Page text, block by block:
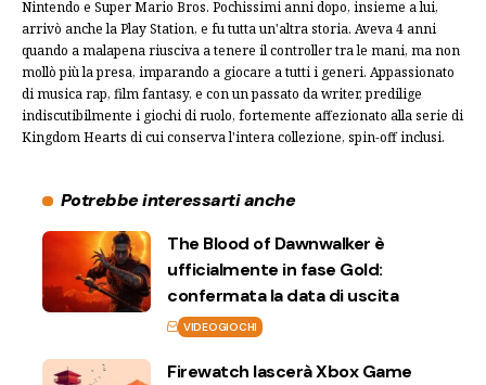
Nintendo e Super Mario Bros. Pochissimi anni dopo, insieme a lui,
arrivò anche la Play Station, e fu tutta un'altra storia. Aveva 4 anni
quando a malapena riusciva a tenere il controller tra le mani, ma non
mollò più la presa, imparando a giocare a tutti i generi. Appassionato
di musica rap, film fantasy, e con un passato da writer, predilige
indiscutibilmente i giochi di ruolo, fortemente affezionato alla serie di
Kingdom Hearts di cui conserva l'intera collezione, spin-off inclusi.
Potrebbe interessarti anche
The Blood of Dawnwalker è
ufficialmente in fase Gold:
confermata la data di uscita
VIDEOGIOCHI
Firewatch lascerà Xbox Game